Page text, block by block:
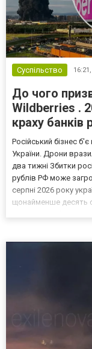
Суспільство 16:21,
До чого
Wildberries .
краху банків
Російський бізнес
України. Дрони
два тижні Збитки
рублів РФ може
серпні 2026 року
щонайменше десять